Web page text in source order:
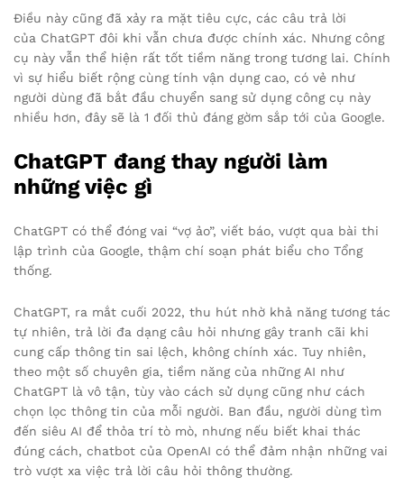
Điều này cũng đã xảy ra mặt tiêu cực, các câu trả lời
của ChatGPT đôi khi vẫn chưa được chính xác. Nhưng công
cụ này vẫn thể hiện rất tốt tiềm năng trong tương lai. Chính
vì sự hiểu biết rộng cùng tính vận dụng cao, có vẻ như
người dùng đã bắt đầu chuyển sang sử dụng công cụ này
nhiều hơn, đây sẽ là 1 đối thủ đáng gờm sắp tới của Google.
ChatGPT đang thay người làm
những việc gì
ChatGPT có thể đóng vai “vợ ảo”, viết báo, vượt qua bài thi
lập trình của Google, thậm chí soạn phát biểu cho Tổng
thống.
ChatGPT, ra mắt cuối 2022, thu hút nhờ khả năng tương tác
tự nhiên, trả lời đa dạng câu hỏi nhưng gây tranh cãi khi
cung cấp thông tin sai lệch, không chính xác. Tuy nhiên,
theo một số chuyên gia, tiềm năng của những AI như
ChatGPT là vô tận, tùy vào cách sử dụng cũng như cách
chọn lọc thông tin của mỗi người. Ban đầu, người dùng tìm
đến siêu AI để thỏa trí tò mò, nhưng nếu biết khai thác
đúng cách, chatbot của OpenAI có thể đảm nhận những vai
trò vượt xa việc trả lời câu hỏi thông thường.